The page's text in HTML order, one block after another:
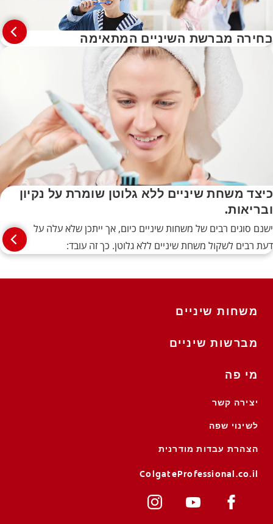
בחירה מברשת השיניים המתאימה
כיצד משחת שיניים ללא גלוטן שומרת על נקיון
ובריאות.
ישנם סוגים רבים של משחות שיניים כיום, אך ייתכן שלא עלה על
דעת רבים לשקול משחת שיניים ללא גלוטן. כך זה עובד:
משחות שיניים
מברשות שיניים
מי פה
יצירה קשר
לשינוי שפה
הצהרת עבדות מודרנית
ColgateProfessional.co.il